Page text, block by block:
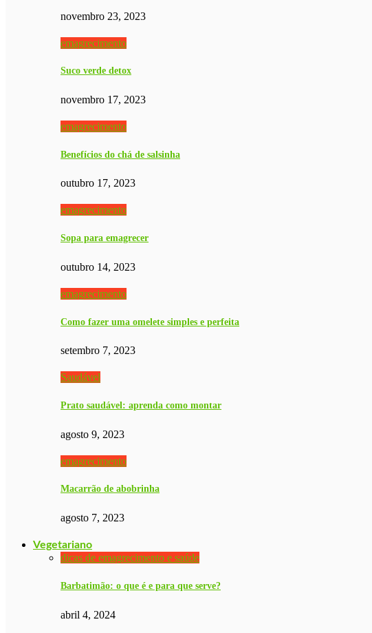
novembro 23, 2023
emagrecimento
Suco verde detox
novembro 17, 2023
emagrecimento
Benefícios do chá de salsinha
outubro 17, 2023
emagrecimento
Sopa para emagrecer
outubro 14, 2023
emagrecimento
Como fazer uma omelete simples e perfeita
setembro 7, 2023
Saudável
Prato saudável: aprenda como montar
agosto 9, 2023
emagrecimento
Macarrão de abobrinha
agosto 7, 2023
Vegetariano
dicas de emagrecimento e saúde
Barbatimão: o que é e para que serve?
abril 4, 2024